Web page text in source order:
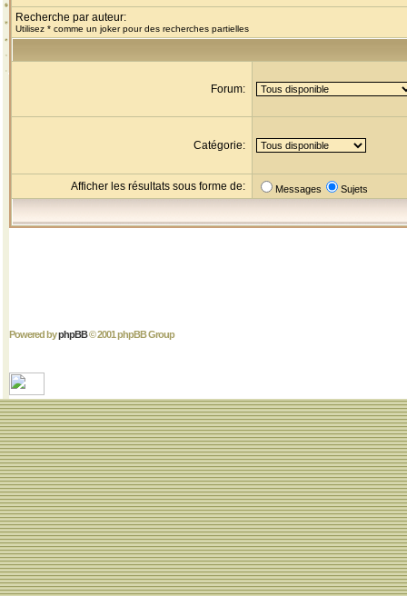
Recherche par auteur:
Utilisez * comme un joker pour des recherches partielles
Forum:
Catégorie:
Afficher les résultats sous forme de: Messages Sujets
Powered byphpBB© 2001 phpBB Group